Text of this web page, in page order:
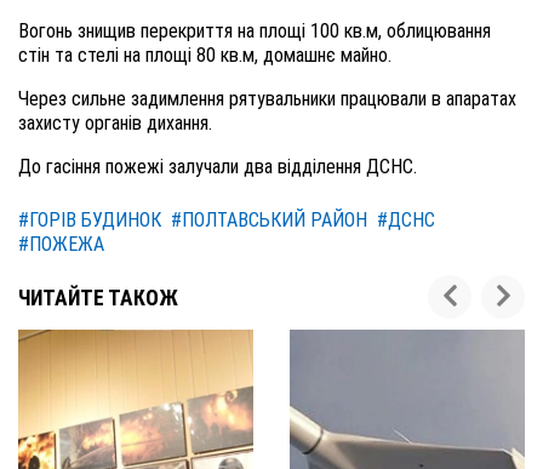
Вогонь знищив перекриття на площі 100 кв.м, облицювання
стін та стелі на площі 80 кв.м, домашнє майно.
Через сильне задимлення рятувальники працювали в апаратах
захисту органів дихання.
До гасіння пожежі залучали два відділення ДСНС.
#ГОРІВ БУДИНОК #ПОЛТАВСЬКИЙ РАЙОН #ДСНС
#ПОЖЕЖА
ЧИТАЙТЕ ТАКОЖ